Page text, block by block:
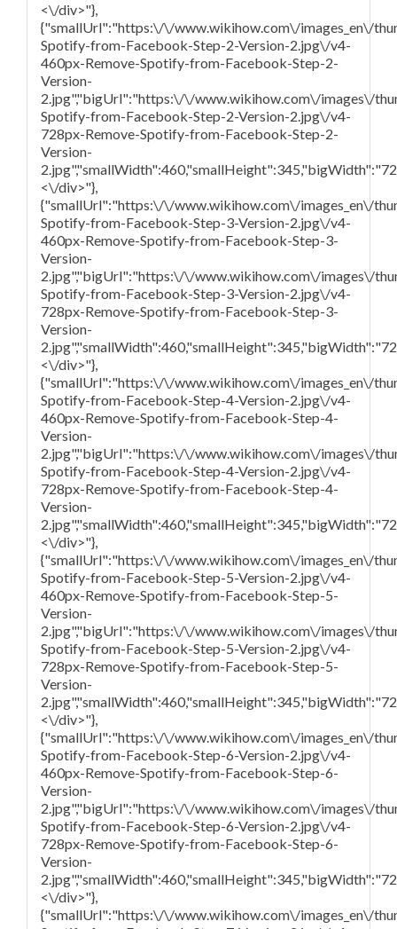
<\/div>"},
{"smallUrl":"https:\/\/www.wikihow.com\/images_en\/
Spotify-from-Facebook-Step-2-Version-2.jpg\/v4-
460px-Remove-Spotify-from-Facebook-Step-2-
Version-
2.jpg","bigUrl":"https:\/\/www.wikihow.com\/images\/
Spotify-from-Facebook-Step-2-Version-2.jpg\/v4-
728px-Remove-Spotify-from-Facebook-Step-2-
Version-
<\/div>"},
{"smallUrl":"https:\/\/www.wikihow.com\/images_en\/
Spotify-from-Facebook-Step-3-Version-2.jpg\/v4-
460px-Remove-Spotify-from-Facebook-Step-3-
Version-
2.jpg","bigUrl":"https:\/\/www.wikihow.com\/images\/
Spotify-from-Facebook-Step-3-Version-2.jpg\/v4-
728px-Remove-Spotify-from-Facebook-Step-3-
Version-
<\/div>"},
{"smallUrl":"https:\/\/www.wikihow.com\/images_en\/
Spotify-from-Facebook-Step-4-Version-2.jpg\/v4-
460px-Remove-Spotify-from-Facebook-Step-4-
Version-
2.jpg","bigUrl":"https:\/\/www.wikihow.com\/images\/
Spotify-from-Facebook-Step-4-Version-2.jpg\/v4-
728px-Remove-Spotify-from-Facebook-Step-4-
Version-
<\/div>"},
{"smallUrl":"https:\/\/www.wikihow.com\/images_en\/
Spotify-from-Facebook-Step-5-Version-2.jpg\/v4-
460px-Remove-Spotify-from-Facebook-Step-5-
Version-
2.jpg","bigUrl":"https:\/\/www.wikihow.com\/images\/
Spotify-from-Facebook-Step-5-Version-2.jpg\/v4-
728px-Remove-Spotify-from-Facebook-Step-5-
Version-
<\/div>"},
{"smallUrl":"https:\/\/www.wikihow.com\/images_en\/
Spotify-from-Facebook-Step-6-Version-2.jpg\/v4-
460px-Remove-Spotify-from-Facebook-Step-6-
Version-
2.jpg","bigUrl":"https:\/\/www.wikihow.com\/images\/
Spotify-from-Facebook-Step-6-Version-2.jpg\/v4-
728px-Remove-Spotify-from-Facebook-Step-6-
Version-
<\/div>"},
{"smallUrl":"https:\/\/www.wikihow.com\/images_en\/